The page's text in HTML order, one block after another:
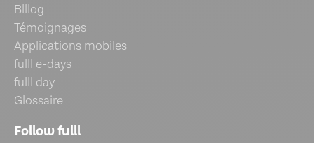
Blllog
Témoignages
Applications mobiles
fulll e-days
fulll day
Glossaire
Follow fulll